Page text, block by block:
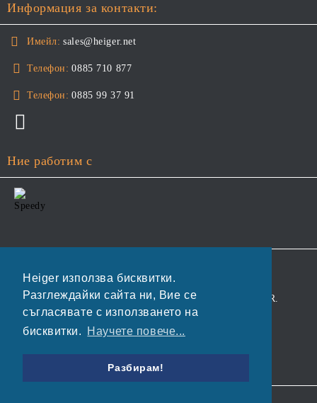
Heiger използва бисквитки.
Разглеждайки сайта ни, Вие се
съгласявате с използването на
бисквитки.
Научете повече...
Разбирам!
Информация за контакти:
Имейл: sales@heiger.net
Телефон: 0885 710 877
Телефон: 0885 99 37 91
Ние работим с
Нашият онлайн магазин е 100% съобразен с GDPR.
Моите лични данни